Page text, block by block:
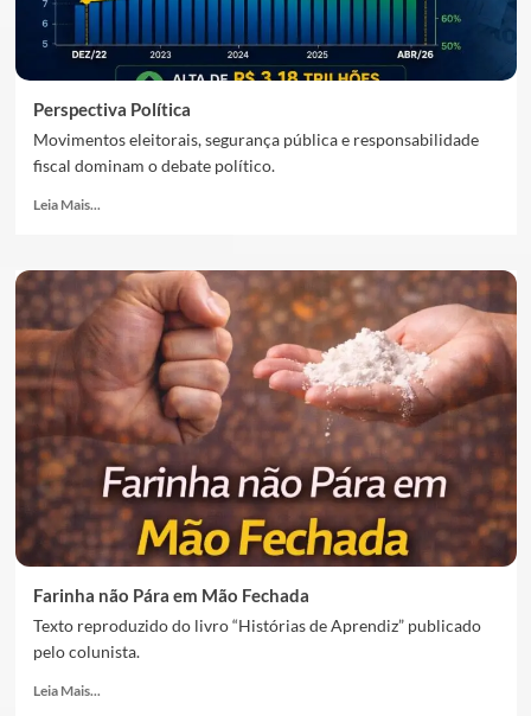
Perspectiva Política
Movimentos eleitorais, segurança pública e responsabilidade
fiscal dominam o debate político.
Leia Mais...
Farinha não Pára em Mão Fechada
Texto reproduzido do livro “Histórias de Aprendiz” publicado
pelo colunista.
Leia Mais...